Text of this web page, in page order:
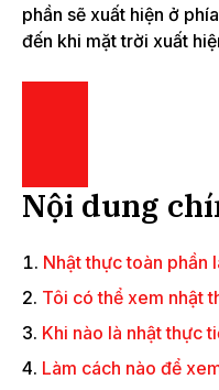
phần sẽ xuất hiện ở
đến khi mặt trời xuất
Nội dung
Nhật thực toàn phần
Tôi có thể xem nhật
Khi nào là nhật thực
Làm cách nào để